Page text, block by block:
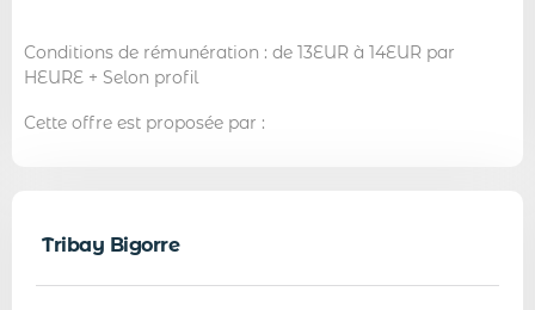
Conditions de rémunération : de 13EUR à 14EUR par
HEURE + Selon profil
Cette offre est proposée par :
Tribay Bigorre